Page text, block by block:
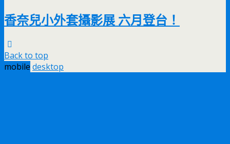
香奈兒小外套攝影展 六月登台！
Back to top
mobile desktop